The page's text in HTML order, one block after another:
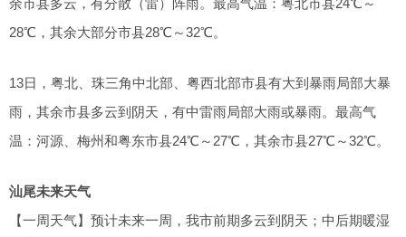
28℃，其余大部分市县28℃～32℃。
13日，粤北、珠三角中北部、粤西北部市县有大到暴雨局部大暴
雨，其余市县多云到阴天，有中雷雨局部大雨或暴雨。最高气
温：河源、梅州和粤东市县24℃～27℃，其余市县27℃～32℃。
汕尾未来天气
【一周天气】预计未来一周，我市前期多云到阴天；中后期暖湿